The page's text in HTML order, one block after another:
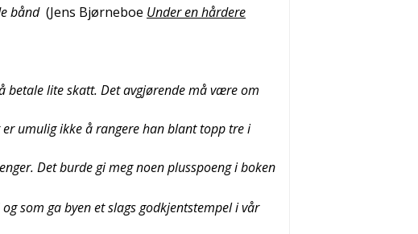
bånd (Jens Bjørneboe Under en hårdere
betale lite skatt. Det avgjørende må være om
umulig ikke å rangere han blant topp tre i
Det burde gi meg noen plusspoeng i boken
som ga byen et slags godkjentstempel i vår